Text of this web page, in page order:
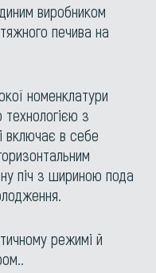
виробником
печива на
номенклатури
з
включає в себе
піч з шириною пода
режимі й